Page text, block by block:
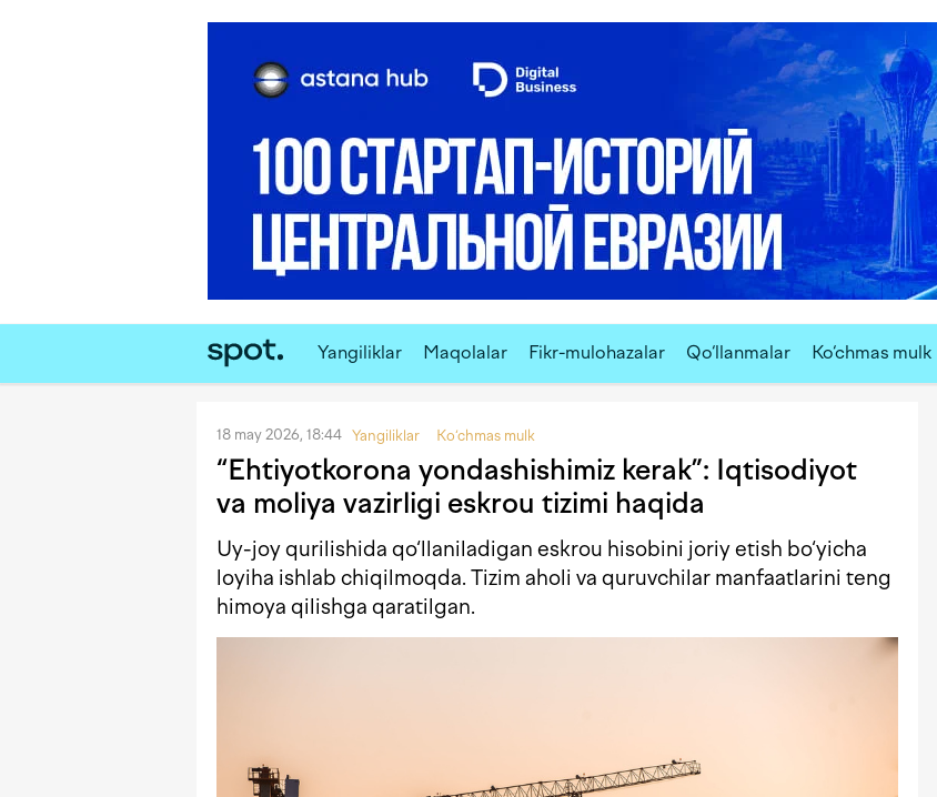
Yangiliklar Maqolalar Fikr-mulohazalar Qo‘llanmalar Ko‘chmas mulk
18 may 2026, 18:44 Yangiliklar Ko‘chmas mulk
“Ehtiyotkorona yondashishimiz kerak”: Iqtisodiyot
va moliya vazirligi eskrou tizimi haqida
Uy-joy qurilishida qo‘llaniladigan eskrou hisobini joriy etish bo‘yicha
loyiha ishlab chiqilmoqda. Tizim aholi va quruvchilar manfaatlarini teng
himoya qilishga qaratilgan.